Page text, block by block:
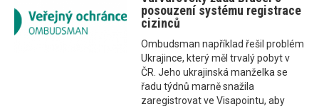
posouzení systému registrace
cizinců
Ombudsman například řešil problém
Ukrajince, který měl trvalý pobyt v
ČR. Jeho ukrajinská manželka se
řadu týdnů marně snažila
zaregistrovat ve Visapointu, aby